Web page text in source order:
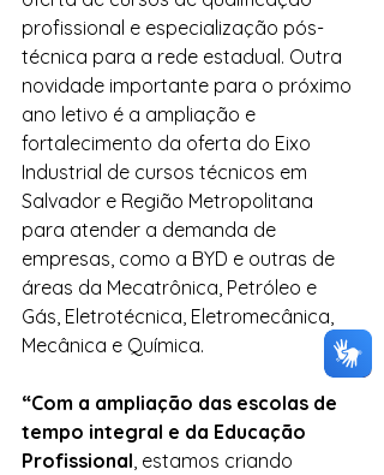
profissional e especialização pós-
técnica para a rede estadual. Outra
novidade importante para o próximo
ano letivo é a ampliação e
fortalecimento da oferta do Eixo
Industrial de cursos técnicos em
Salvador e Região Metropolitana
para atender a demanda de
empresas, como a BYD e outras de
áreas da Mecatrônica, Petróleo e
Gás, Eletrotécnica, Eletromecânica,
Mecânica e Química.
“Com a ampliação das escolas de
tempo integral e da Educação
Profissional, estamos criando